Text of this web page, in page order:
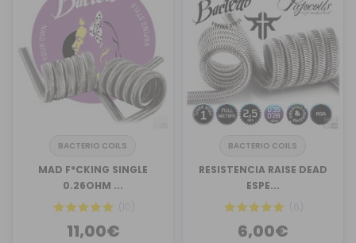
BACTERIO COILS
MAD F*CKING SINGLE
0.26OHM ...
(10)
11,00€
BACTERIO COILS
RESISTENCIA RAISE DEAD
ESPE...
(6)
6,00€